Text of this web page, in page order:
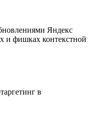
Яндекс
и фишках контекстной
в